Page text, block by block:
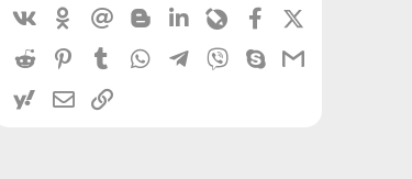
VkontakteOdnoklassniki
Mail.ru BloggerLinkedin
LivejournalFacebook
Reddit PinterestTumblr WhatsAppTelegram
Viber SkypeGmail
yahoomailЭлектронная почта